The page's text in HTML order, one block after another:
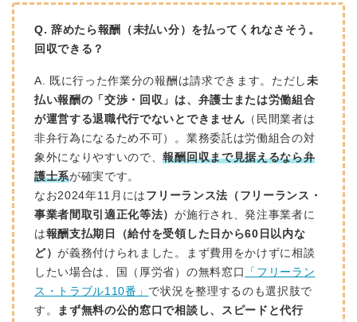
Q. 辞めたら報酬（未払い分）を払ってくれなさそう。
回収できる？
A. 既に行った作業分の報酬は請求できます。ただし 未
払い報酬の「交渉・回収」は、弁護士または労働組合
が運営する退職代行でないとできません （民間業者は
非弁行為になるため不可）。業務委託は労働組合の対
象外になりやすいので、報酬回収まで見据えるなら弁
護士系が確実です。
なお2024年11月には フリーランス法（フリーランス・
事業者間取引適正化等法）が施行され、発注事業者に
は報酬支払期日（給付を受領した日から60日以内な
ど）が義務付けられました。まず費用をかけずに相談
したい場合は、国（厚労省）の無料窓口
「フリーラン
ス・トラブル110番」 で状況を整理するのも選択肢で
す。
まず無料の公的窓口で相談し、スピードと代行